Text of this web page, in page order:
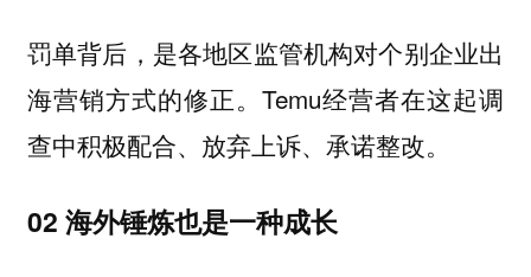
罚单背后， 是各地区监管机构对个别企业出
海营销方式的修正。Temu经营者在这起调
查中积极配合、放弃上诉、承诺整改。
02 海外锤炼也是一种成长